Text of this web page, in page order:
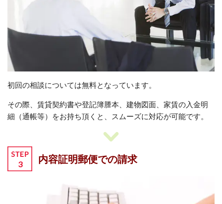
初回の相談については無料となっています。
その際、賃貸契約書や登記簿謄本、建物図面、家賃の入金明
細（通帳等）をお持ち頂くと、スムーズに対応が可能です。
内容証明郵便での請求